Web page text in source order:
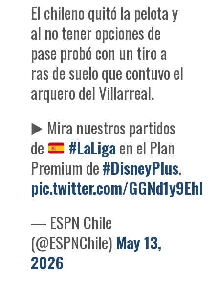
El chileno quitó la pelota y
al no tener opciones de
pase probó con un tiro a
ras de suelo que contuvo el
arquero del Villarreal.
▶️ Mira nuestros partidos
de
#LaLigaen el Plan
Premium de#DisneyPlus.
pic.twitter.com/GGNd1y9Ehl
— ESPN Chile
(@ESPNChile) May 13,
2026